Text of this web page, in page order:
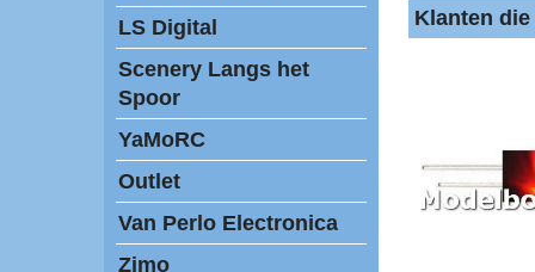
LS Digital
Scenery Langs het
Spoor
YaMoRC
Outlet
Van Perlo Electronica
Zimo
Klanten